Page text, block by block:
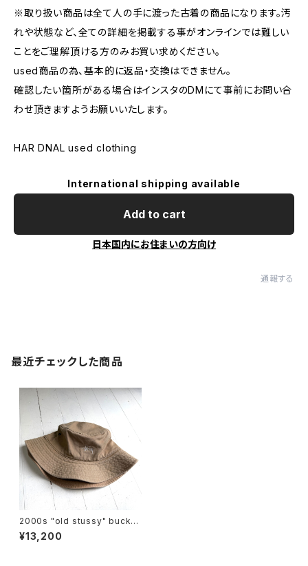
※取り扱い商品は全て人の手に渡った古着の商品になります。汚
れや状態など、全ての詳細を掲載する事がオンラインでは難しい
ことをご理解頂ける方のみお買い求めください。
used商品の為、基本的に返品・交換はできません。
確認したい箇所がある場合はインスタのDMにて事前にお問い合
わせ頂きますようお願いいたします。
HAR DNAL used clothing
International shipping available
Add to cart
日本国内にお住まいの方向け
通報する
最近チェックした商品
2000s "old stussy" bucket
hat
¥13,200